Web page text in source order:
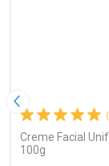
Imagem Anterior
Creme Facial
100g